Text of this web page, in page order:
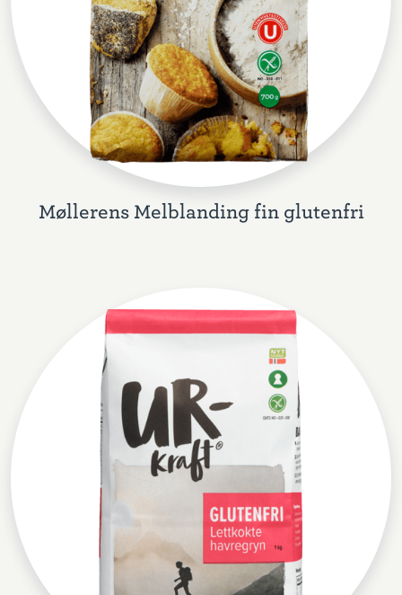
Møllerens Melblanding fin glutenfri